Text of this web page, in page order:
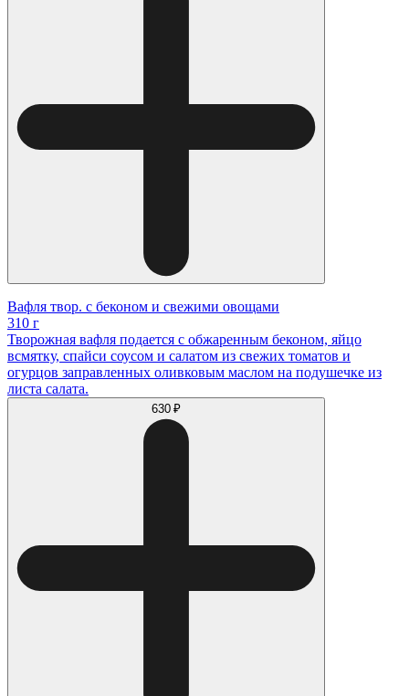
Вафля твор. с беконом и свежими овощами
310 г
Творожная вафля подается с обжаренным беконом, яйцо
всмятку, спайси соусом и салатом из свежих томатов и
огурцов заправленных оливковым маслом на подушечке из
листа салата.
630 ₽